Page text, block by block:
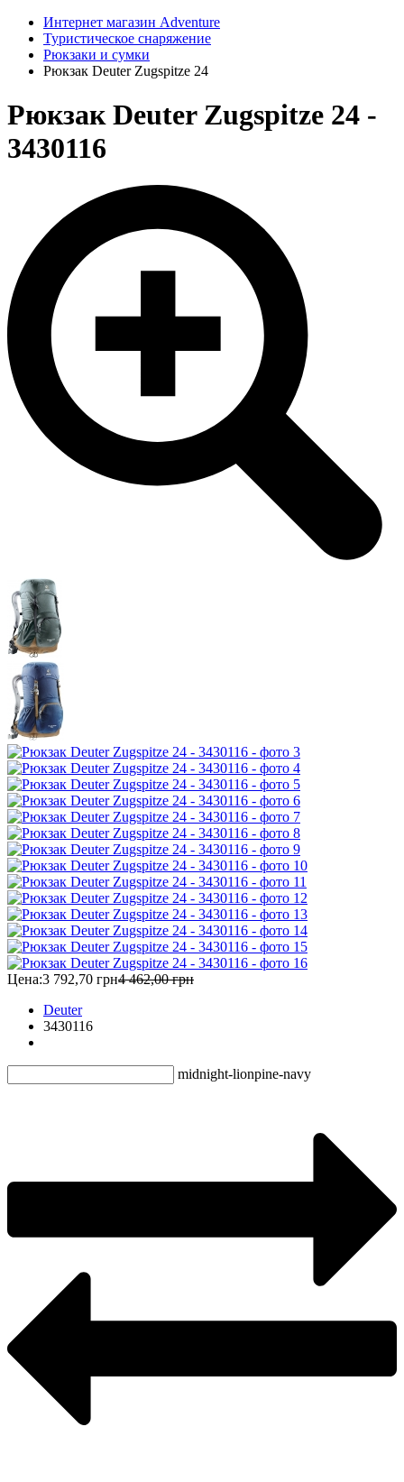
Интернет магазин Adventure
Туристическое снаряжение
Рюкзаки и сумки
Рюкзак Deuter Zugspitze 24
Рюкзак Deuter Zugspitze 24 -
3430116
Цена:3 792,70 грн4 462,00 грн
Deuter
3430116
midnight-lionpine-navy